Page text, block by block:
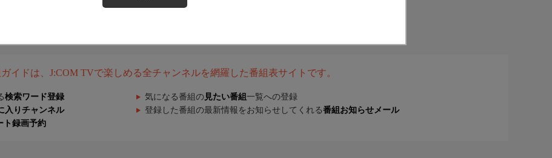
イドは、J:COM TVで楽しめる全チャンネルを網羅した番組表サイトです。
検索ワード登録 気になる番組の 見たい番組 一覧への登録
入りチャンネル 登録した番組の最新情報をお知らせしてくれる番組お知らせメール
ト録画予約